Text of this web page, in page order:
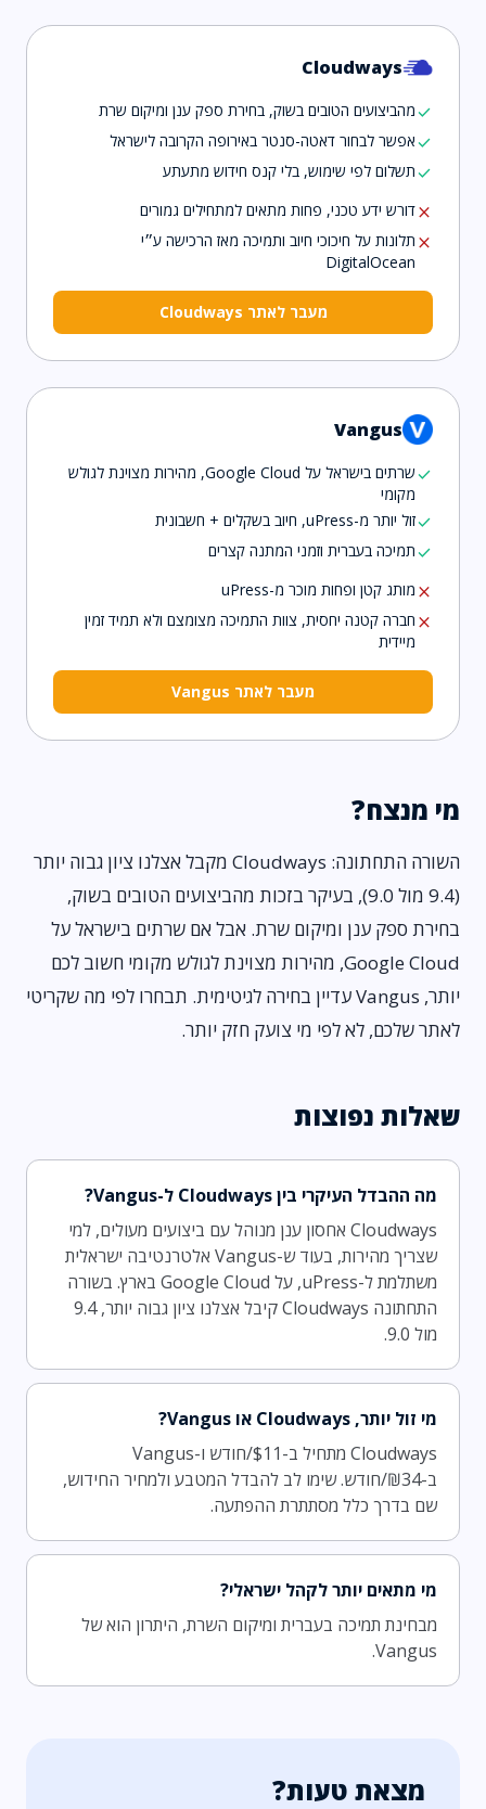
Cloudways
checkמהביצועים הטובים בשוק, בחירת ספק ענן ומיקום שרת
checkאפשר לבחור דאטה-סנטר באירופה הקרובה לישראל
checkתשלום לפי שימוש, בלי קנס חידוש מתעתע
closeדורש ידע טכני, פחות מתאים למתחילים גמורים
close תלונות על חיכוכי חיוב ותמיכה מאז הרכישה ע״י
DigitalOcean
מעבר לאתר Cloudways
Vangus
check
שרתים בישראל על Google Cloud, מהירות מצוינת לגולש
מקומי
checkזול יותר מ-uPress, חיוב בשקלים + חשבונית
checkתמיכה בעברית וזמני המתנה קצרים
close מותג קטן ופחות מוכר מ-uPress
close חברה קטנה יחסית, צוות התמיכה מצומצם ולא תמיד זמין
מיידית
מעבר לאתר Vangus
מי מנצח?
השורה התחתונה: Cloudways מקבל אצלנו ציון גבוה יותר
(9.4 מול 9.0), בעיקר בזכות מהביצועים הטובים בשוק,
בחירת ספק ענן ומיקום שרת. אבל אם שרתים בישראל על
Google Cloud, מהירות מצוינת לגולש מקומי חשוב לכם
יותר, Vangus עדיין בחירה לגיטימית. תבחרו לפי מה שקריטי
לאתר שלכם, לא לפי מי צועק חזק יותר.
שאלות נפוצות
מה ההבדל העיקרי בין Cloudways ל-Vangus?
Cloudways אחסון ענן מנוהל עם ביצועים מעולים, למי
שצריך מהירות, בעוד ש-Vangus אלטרנטיבה ישראלית
משתלמת ל-uPress, על Google Cloud בארץ. בשורה
התחתונה Cloudways קיבל אצלנו ציון גבוה יותר, 9.4
מול 9.0.
מי זול יותר, Cloudways או Vangus?
Cloudways מתחיל ב-$11/חודש ו-Vangus
ב-₪34/חודש. שימו לב להבדל המטבע ולמחיר החידוש,
שם בדרך כלל מסתתרת ההפתעה.
מי מתאים יותר לקהל ישראלי?
מבחינת תמיכה בעברית ומיקום השרת, היתרון הוא של
Vangus.
מצאת טעות?